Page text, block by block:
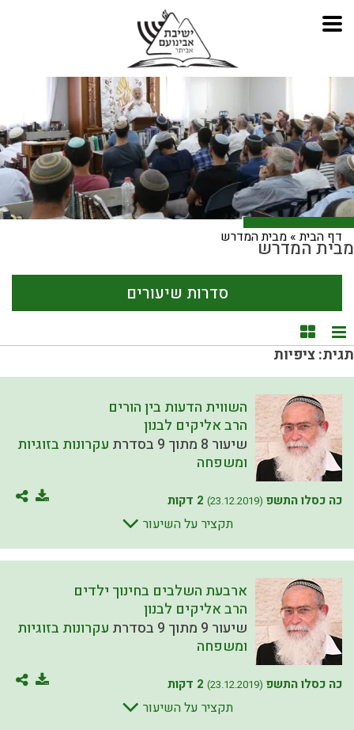
דף הבית» מבית המדרשמבית המדרש
סדרות שיעורים
תצוגת רשימה
תצוגת קוביות
תגית: ציפיות
השווית הדעות בין הורים
הרב אליקים לבנון
שיעור 8 מתוך 9 בסדרת
עקרונות בזוגיות
ומשפחה
כה כסלו התשפ (23.12.2019) 2 דקות
תקציר על השיעור
ארבעת השלבים בחינוך ילדים
הרב אליקים לבנון
שיעור 9 מתוך 9 בסדרת
עקרונות בזוגיות
ומשפחה
כה כסלו התשפ (23.12.2019) 2 דקות
תקציר על השיעור